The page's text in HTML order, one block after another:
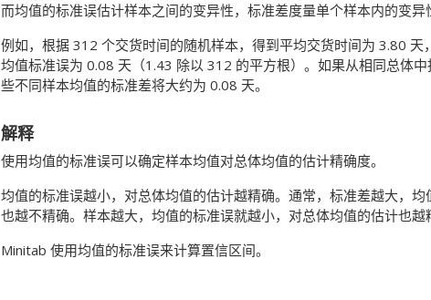
而均值的标准误估计样本之间的变异性，标准差度量单个样本内的变异
例如，根据 312 个交货时间的随机样本，得到平均交货时间为 3.80
均值标准误为 0.08 天（1.43 除以 312 的平方根）。如果从相同总体
些不同样本均值的标准差将大约为 0.08 天。
解释
使用均值的标准误可以确定样本均值对总体均值的估计精确度。
均值的标准误越小，对总体均值的估计越精确。通常，标准差越大，
也越不精确。样本越大，均值的标准误就越小，对总体均值的估计也越
Minitab 使用均值的标准误来计算置信区间。